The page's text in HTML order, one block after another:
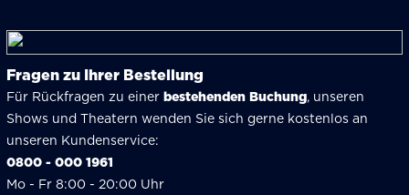
Fragen zu Ihrer Bestellung
Für Rückfragen zu einer bestehenden Buchung, unseren
Shows und Theatern wenden Sie sich gerne kostenlos an
unseren Kundenservice:
0800 - 000 1961
Mo - Fr 8:00 - 20:00 Uhr